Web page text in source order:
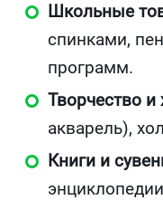
Школьные
спинками,
программ.
Творчество и
акварель),
Книги и